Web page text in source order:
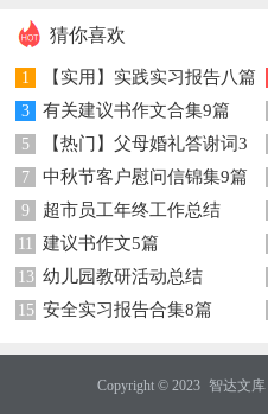
猜你喜欢
1 【实用】实践实习报告八篇
3 有关建议书作文合集9篇
5
【热门】父母婚礼答谢词3
篇
7 中秋节客户慰问信锦集9篇
9 超市员工年终工作总结
11 建议书作文5篇
13 幼儿园教研活动总结
15 安全实习报告合集8篇
Copyright © 2023 智达文库